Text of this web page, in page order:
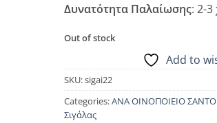
Δυνατότητα Παλαίωσης: 2-3
Out of stock
Add to
SKU:sigai22
Categories:ΑΝΑ ΟΙΝΟΠΟΙΕΙΟ
Σιγάλας